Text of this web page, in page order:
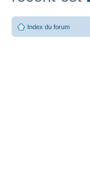
Index du forum